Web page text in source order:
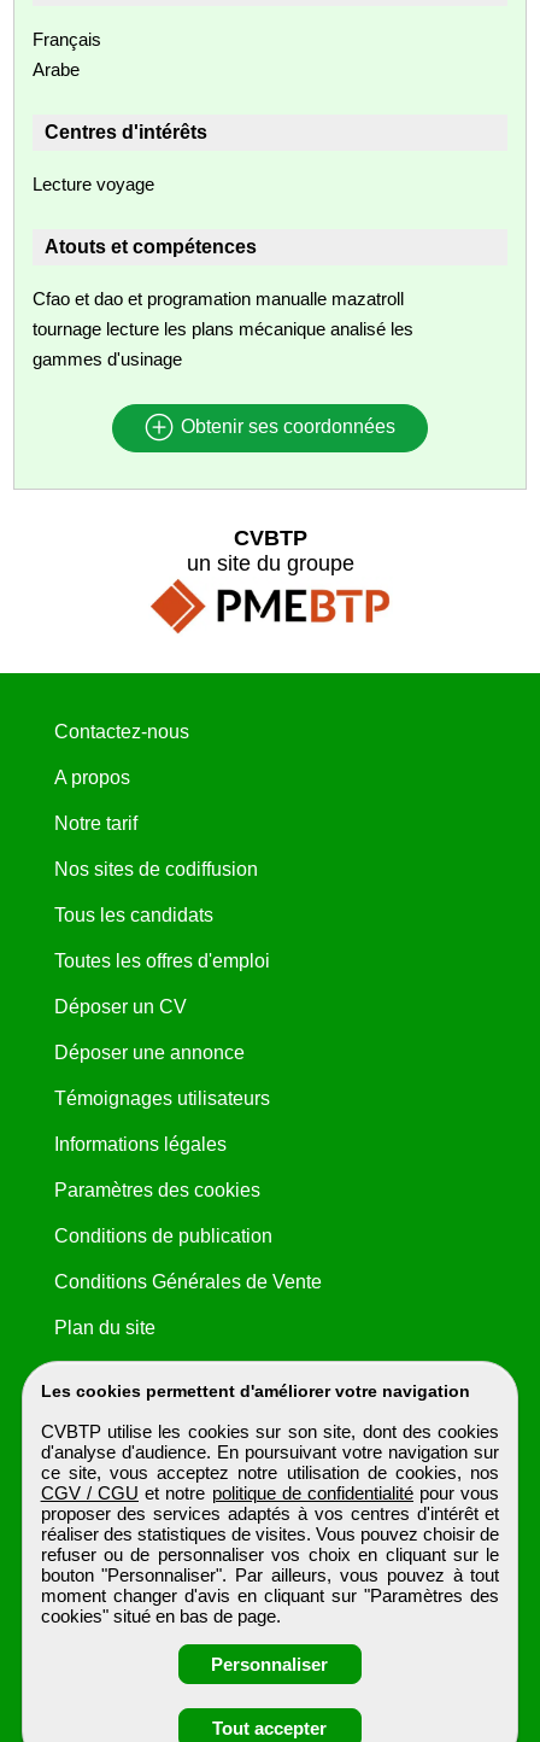
Obtenir ses
Français
Arabe
Centres d'intérêts
Lecture voyage
Atouts et compétences
Cfao et dao et programation manualle mazatroll
tournage lecture les plans mécanique analisé les
gammes d'usinage
Obtenir ses coordonnées
Les cookies permettent d'améliorer votre navigation
CVBTP utilise les cookies sur son site, dont des cookies
d'analyse d'audience. En poursuivant votre navigation sur
ce site, vous acceptez notre utilisation de cookies, nos
CGV / CGU et notre politique de confidentialité pour vous
proposer des services adaptés à vos centres d'intérêt et
réaliser des statistiques de visites. Vous pouvez choisir de
refuser ou de personnaliser vos choix en cliquant sur le
bouton "Personnaliser". Par ailleurs, vous pouvez à tout
moment changer d'avis en cliquant sur "Paramètres des
cookies" situé en bas de page.
Personnaliser
Tout accepter
CVBTP
un site du groupe
Contactez-nous
A propos
Notre tarif
Nos sites de codiffusion
Tous les candidats
Toutes les offres d'emploi
Déposer un CV
Déposer une annonce
Témoignages utilisateurs
Informations légales
Paramètres des cookies
Conditions de publication
Conditions Générales de Vente
Plan du site